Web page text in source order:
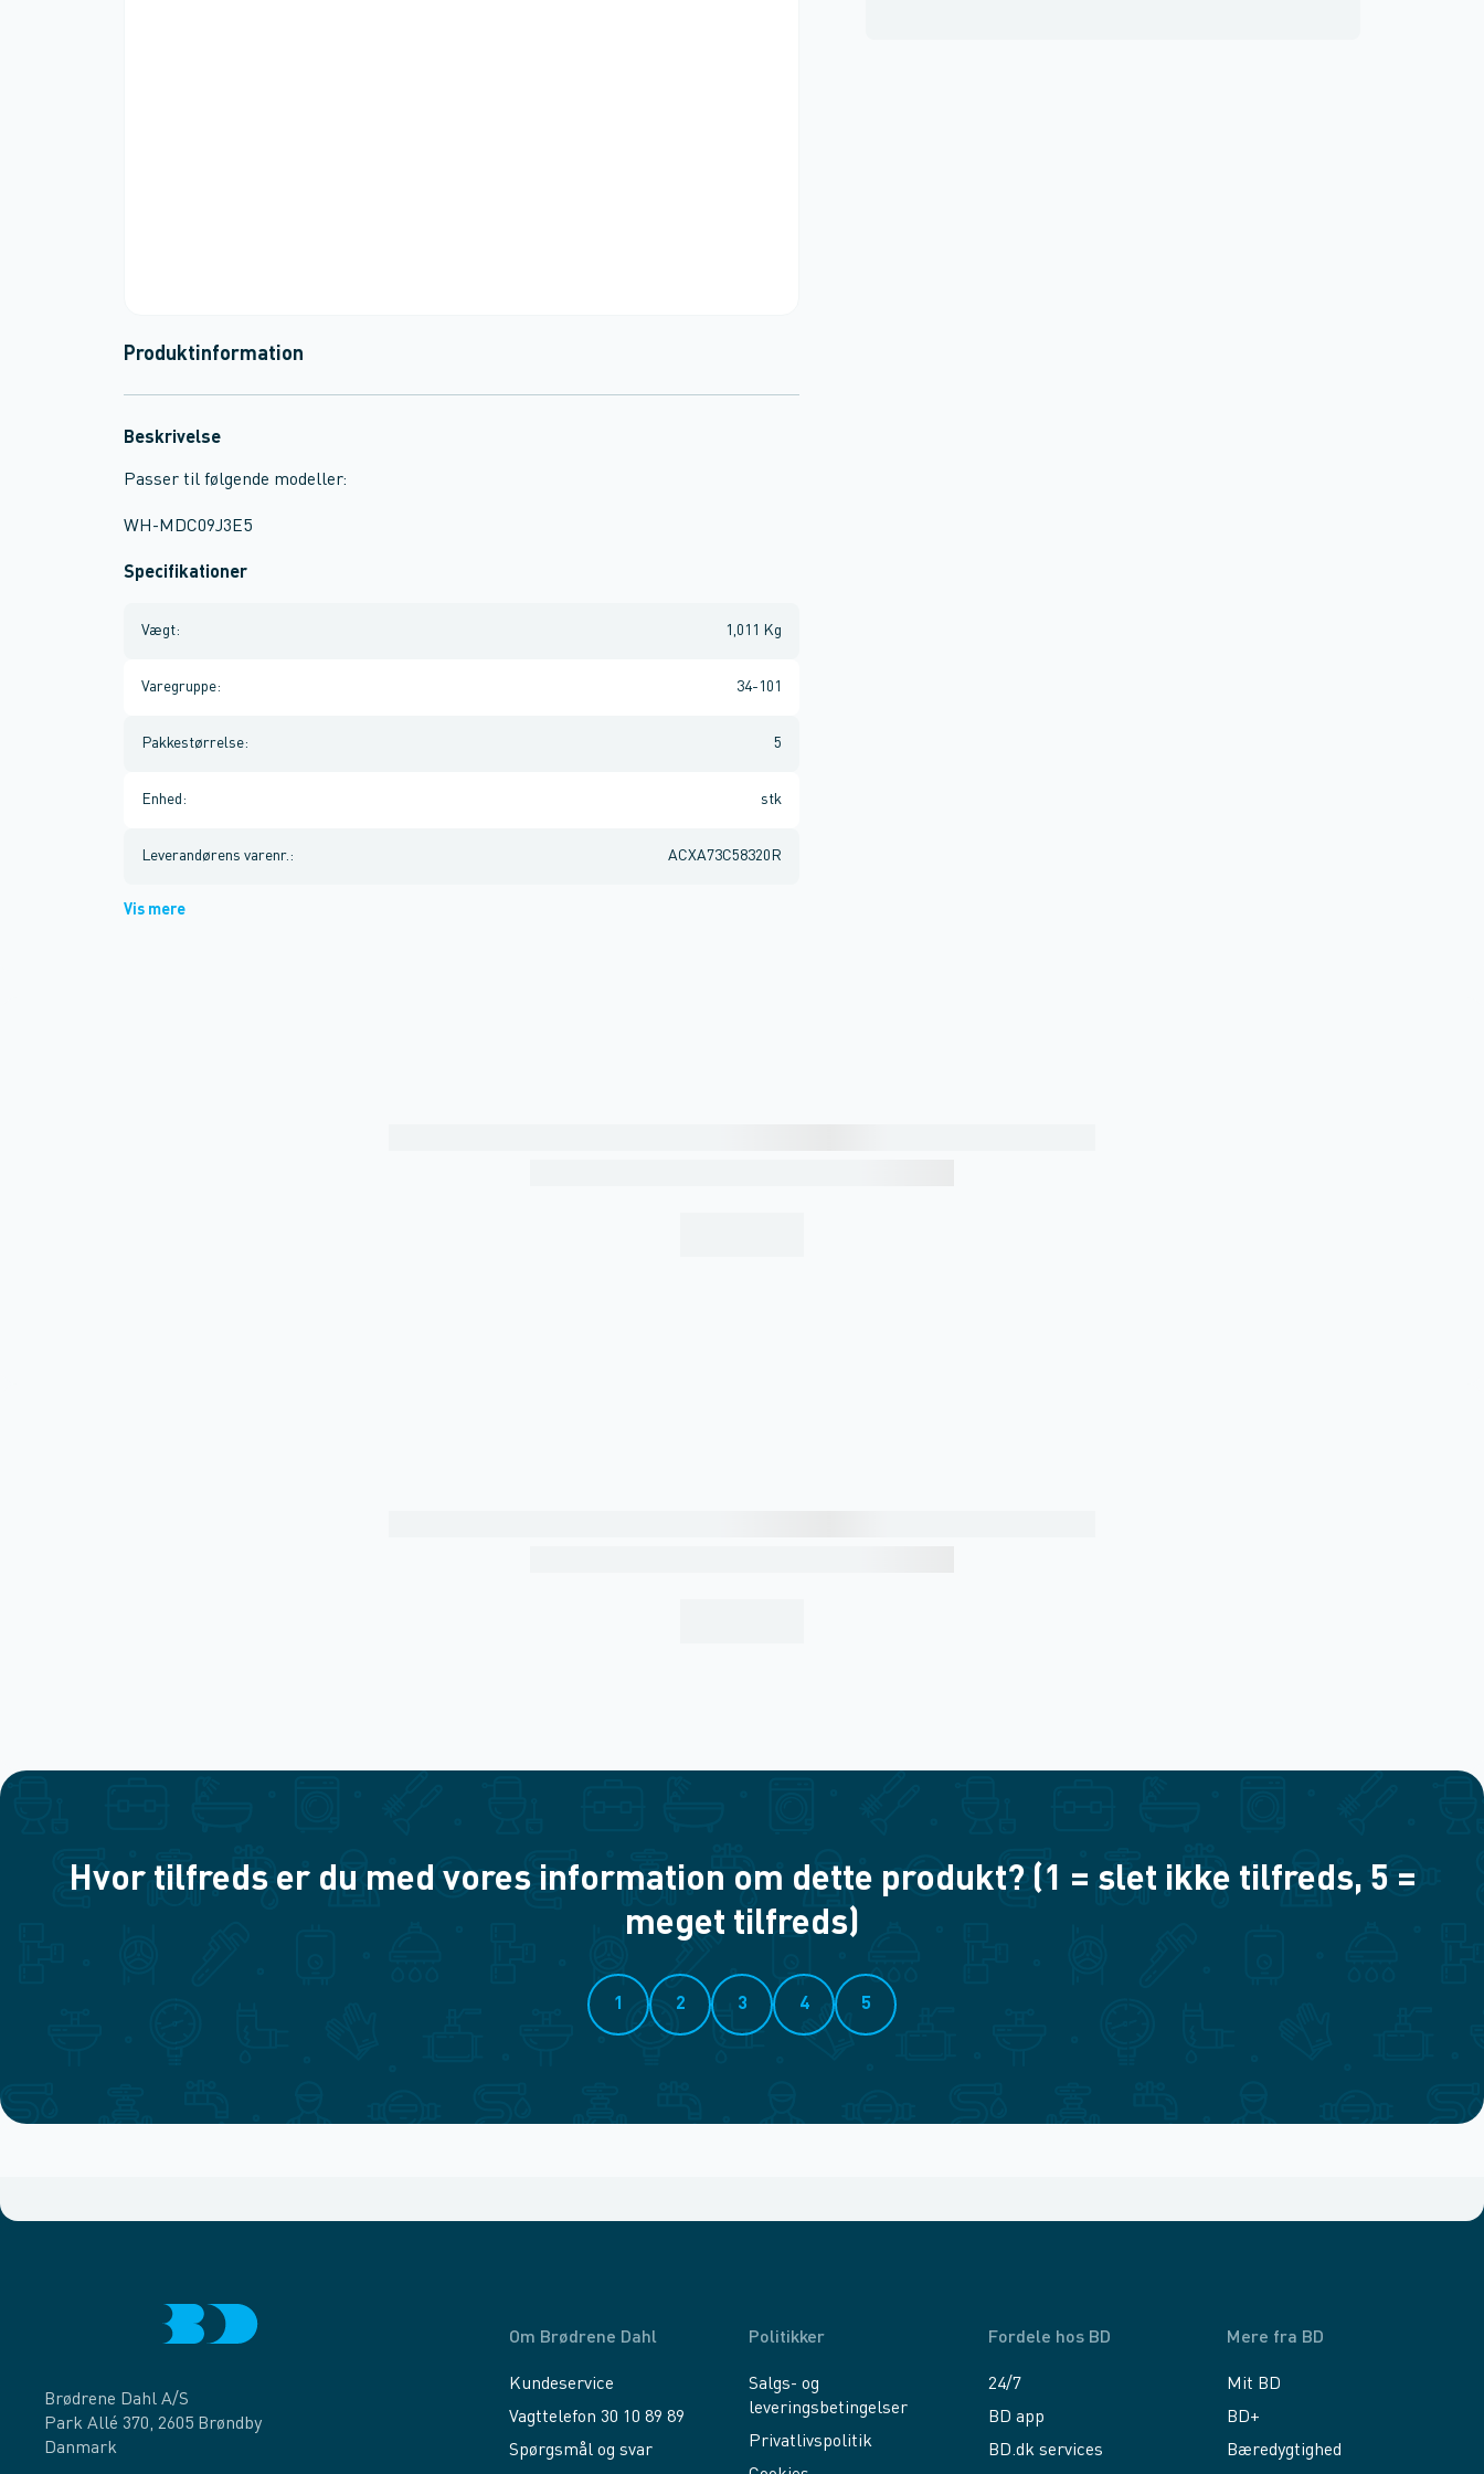
Produktinformation
Beskrivelse
Passer til følgende modeller:
WH-MDC09J3E5
Specifikationer
Vægt: 1,011 Kg
Varegruppe: 34-101
Pakkestørrelse: 5
Enhed : stk
Leverandørens varenr. : ACXA73C58320R
Vis mere
Hvor tilfreds er du med vores information om dette produkt? (1 = slet ikke tilfreds, 5 =
meget tilfreds)
1 2 3 4 5
Brødrene Dahl A/S
Park Allé 370, 2605 Brøndby
Danmark
Om Brødrene Dahl
Kundeservice
Vagttelefon 30 10 89 89
Spørgsmål og svar
Politikker
Salgs- og
leveringsbetingelser
Privatlivspolitik
Fordele hos BD
24/7
BD app
BD.dk services
Mere fra BD
Mit BD
BD+
Bæredygtighed